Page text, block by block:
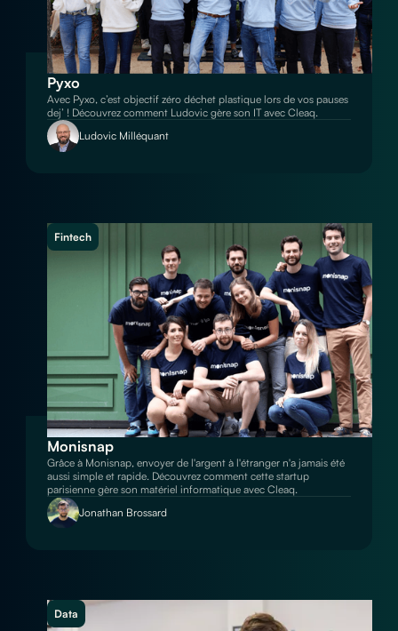
Pyxo
Avec Pyxo, c’est objectif zéro déchet plastique lors de vos pauses
dej’ ! Découvrez comment Ludovic gère son IT avec Cleaq.
Ludovic Milléquant
Fintech
Monisnap
Grâce à Monisnap, envoyer de l'argent à l'étranger n'a jamais été
aussi simple et rapide. Découvrez comment cette startup
parisienne gère son matériel informatique avec Cleaq.
Jonathan Brossard
Data